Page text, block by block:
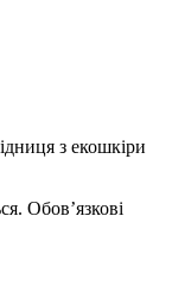
з екошкіри
Обов’язкові